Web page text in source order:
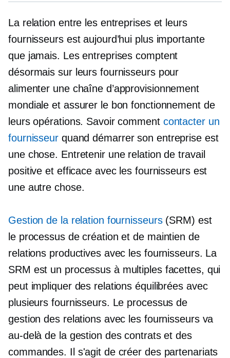
La relation entre les entreprises et leurs
fournisseurs est aujourd’hui plus importante
que jamais. Les entreprises comptent
désormais sur leurs fournisseurs pour
alimenter une chaîne d’approvisionnement
mondiale et assurer le bon fonctionnement de
leurs opérations. Savoir comment contacter un
fournisseurquand démarrer son entreprise est
une chose. Entretenir une relation de travail
positive et efficace avec les fournisseurs est
une autre chose.
Gestion de la relation fournisseurs(SRM) est
le processus de création et de maintien de
relations productives avec les fournisseurs. La
SRM est un processus à multiples facettes, qui
peut impliquer des relations équilibrées avec
plusieurs fournisseurs. Le processus de
gestion des relations avec les fournisseurs va
au-delà de la gestion des contrats et des
commandes. Il s'agit de créer des partenariats